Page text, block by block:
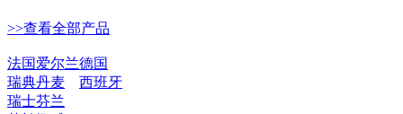
>>查看全部产品
法国爱尔兰德国
瑞典丹麦
西班牙
瑞士芬兰